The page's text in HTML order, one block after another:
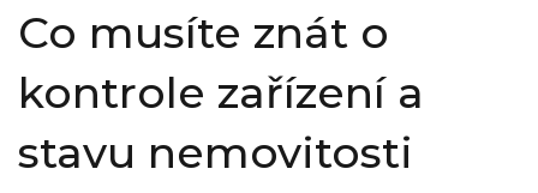
Co musíte znát o
kontrole zařízení a
stavu nemovitosti